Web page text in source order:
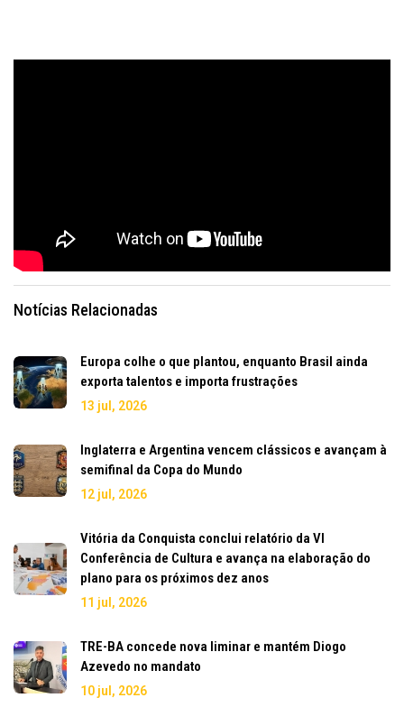
Notícias Relacionadas
Europa colhe o que plantou, enquanto Brasil ainda
exporta talentos e importa frustrações
13 jul, 2026
Inglaterra e Argentina vencem clássicos e avançam à
semifinal da Copa do Mundo
12 jul, 2026
Vitória da Conquista conclui relatório da VI
Conferência de Cultura e avança na elaboração do
plano para os próximos dez anos
11 jul, 2026
TRE-BA concede nova liminar e mantém Diogo
Azevedo no mandato
10 jul, 2026